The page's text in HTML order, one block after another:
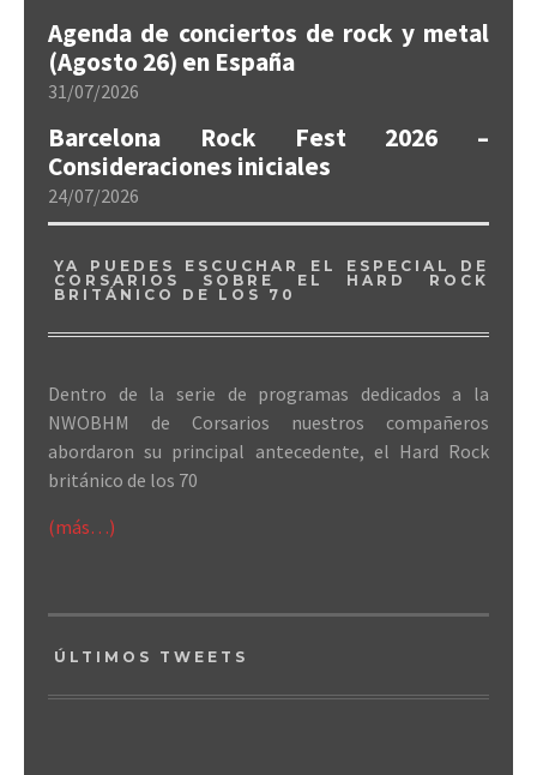
Agenda de conciertos de rock y metal
(Agosto 26) en España
31/07/2026
Barcelona Rock Fest 2026 –
Consideraciones iniciales
24/07/2026
YA PUEDES ESCUCHAR EL ESPECIAL DE
CORSARIOS SOBRE EL HARD ROCK
BRITÁNICO DE LOS 70
Dentro de la serie de programas dedicados a la
NWOBHM de Corsarios nuestros compañeros
abordaron su principal antecedente, el Hard Rock
británico de los 70
(más…)
ÚLTIMOS TWEETS